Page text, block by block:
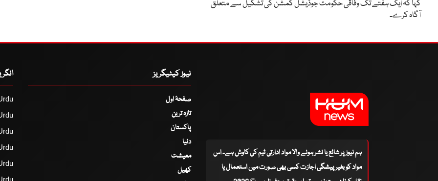
کہا کہ ایک ہفتے تک وفاقی حکومت جوڈیشل کمشن کی تشکیل سے متعلق
آگاہ کرے۔
ہم نیوز پر شائع یا نشر ہونے والا مواد ادارتی ٹیم کی کاوش ہے۔ اس
مواد کو بغیر پیشگی اجازت کسی بھی صورت میں استعمال یا
نیوز کیٹیگریز
صفحۂ اول
تازہ ترین
پاکستان
دنیا
معیشت
کھیل